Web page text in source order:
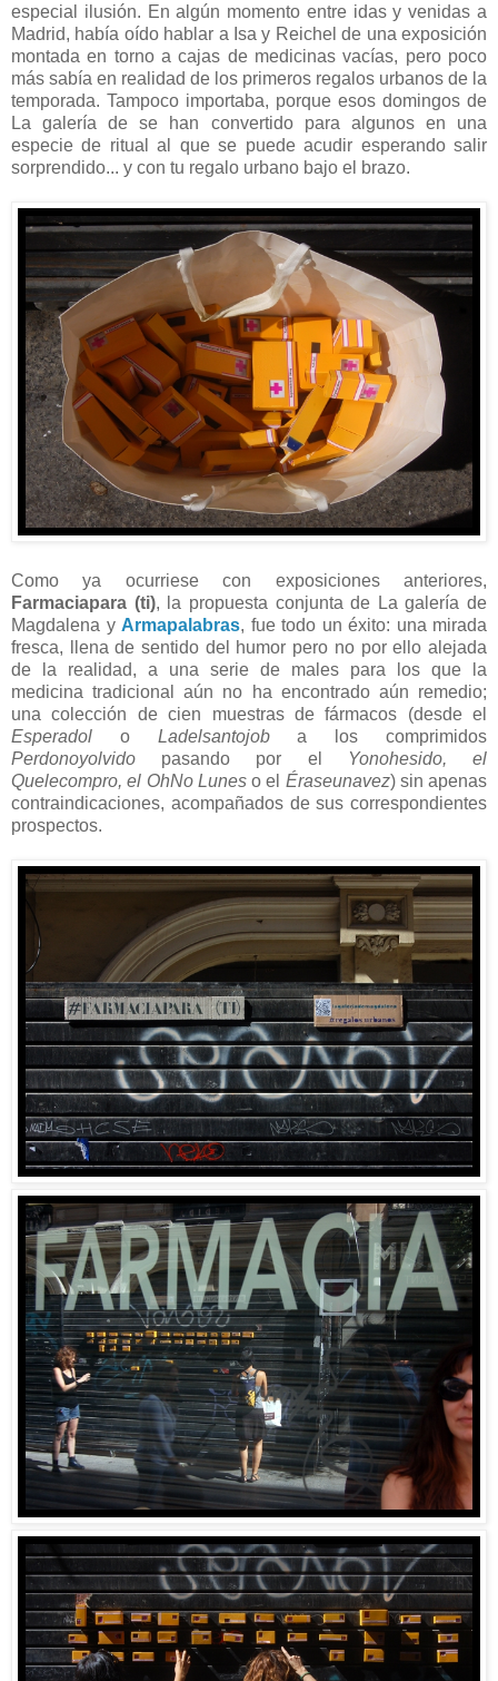
especial ilusión. En algún momento entre idas y venidas a
Madrid, había oído hablar a Isa y Reichel de una exposición
montada en torno a cajas de medicinas vacías, pero poco
más sabía en realidad de los primeros regalos urbanos de la
temporada. Tampoco importaba, porque esos domingos de
La galería de se han convertido para algunos en una
especie de ritual al que se puede acudir esperando salir
sorprendido... y con tu regalo urbano bajo el brazo.
Como ya ocurriese con exposiciones anteriores,
Farmaciapara (ti), la propuesta conjunta de La galería de
Magdalena y Armapalabras, fue todo un éxito: una mirada
fresca, llena de sentido del humor pero no por ello alejada
de la realidad, a una serie de males para los que la
medicina tradicional aún no ha encontrado aún remedio;
una colección de cien muestras de fármacos (desde el
Esperadol o Ladelsantojoba los comprimidos
Perdonoyolvido pasando por el
Yonohesido, el
Quelecompro, el OhNo Luneso el Éraseunavez) sin apenas
contraindicaciones, acompañados de sus correspondientes
prospectos.